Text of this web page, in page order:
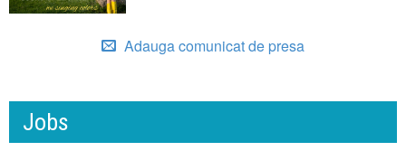
Adauga comunicat de presa
Jobs